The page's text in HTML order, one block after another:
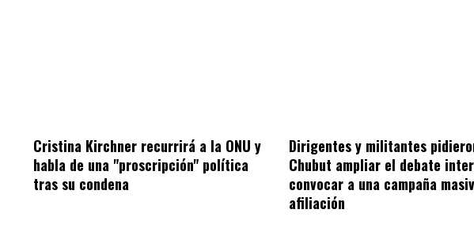
Cristina Kirchner recurrirá a la ONU y
habla de una "proscripción" política
tras su condena
Dirigentes y militantes
Chubut ampliar el debate
convocar a una campaña
afiliación